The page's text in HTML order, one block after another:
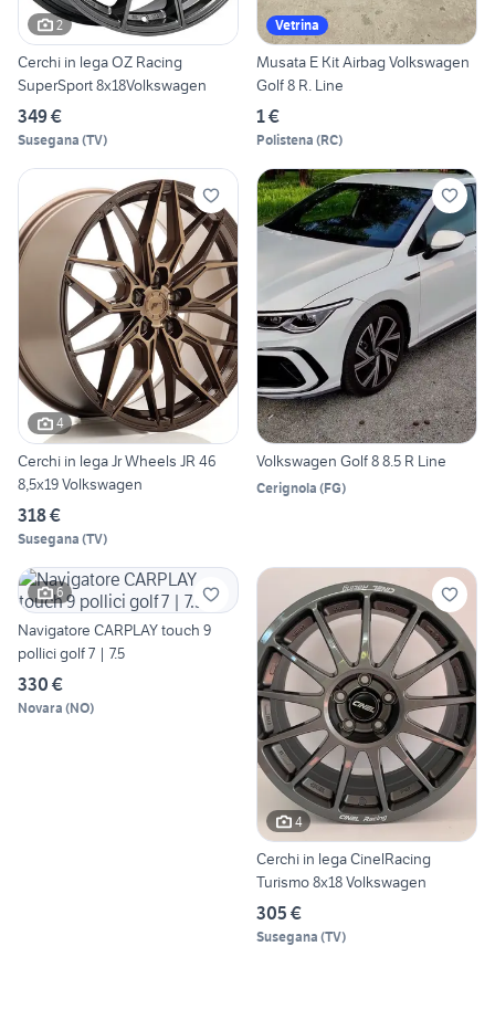
2
Cerchi in lega OZ Racing
SuperSport 8x18Volkswagen
349 €
Susegana (TV)
Vetrina
Musata E Kit Airbag Volkswagen
Golf 8 R. Line
1 €
Polistena (RC)
4
Cerchi in lega Jr Wheels JR 46
8,5x19 Volkswagen
318 €
Susegana (TV)
Volkswagen Golf 8 8.5 R Line
Cerignola (FG)
6
Navigatore CARPLAY touch 9
pollici golf 7 | 7.5
330 €
Novara (NO)
4
Cerchi in lega CinelRacing
Turismo 8x18 Volkswagen
305 €
Susegana (TV)